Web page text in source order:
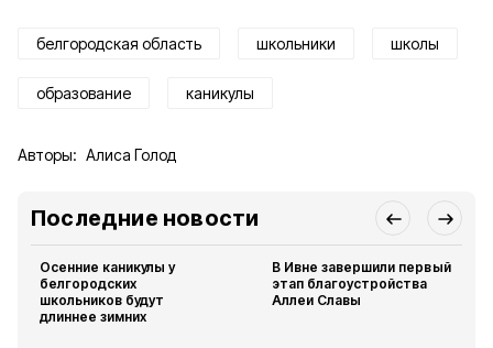
белгородская область школьники школы
образование каникулы
Авторы: Алиса Голод
Последние новости
Осенние каникулы у
белгородских
школьников будут
длиннее зимних
В Ивне завершили первый
этап благоустройства
Аллеи Славы